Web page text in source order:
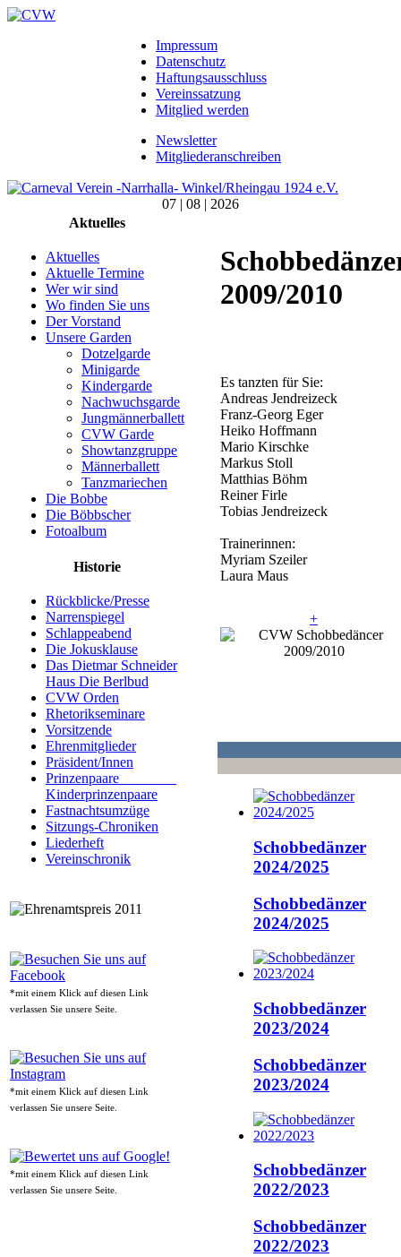
Impressum
Datenschutz
Haftungsausschluss
Vereinssatzung
Mitglied werden
Newsletter
Mitgliederanschreiben
07 | 08 | 2026
Aktuelles
Aktuelles
Aktuelle Termine
Wer wir sind
Wo finden Sie uns
Der Vorstand
Unsere Garden
Dotzelgarde
Minigarde
Kindergarde
Nachwuchsgarde
Jungmännerballett
CVW Garde
Showtanzgruppe
Männerballett
Tanzmariechen
Die Bobbe
Die Böbbscher
Fotoalbum
Historie
Rückblicke/Presse
Narrenspiegel
Schlappeabend
Die Jokusklause
Das Dietmar Schneider
Haus Die Berlbud
CVW Orden
Rhetorikseminare
Vorsitzende
Ehrenmitglieder
Präsident/Innen
Prinzenpaare
Kinderprinzenpaare
Fastnachtsumzüge
Sitzungs-Chroniken
Liederheft
Vereinschronik
*mit einem Klick auf diesen Link
verlassen Sie unsere Seite.
*mit einem Klick auf diesen Link
verlassen Sie unsere Seite.
*mit einem Klick auf diesen Link
verlassen Sie unsere Seite.
2009/2010
Es tanzten für Sie:
Andreas Jendreizeck
Franz-Georg Eger
Heiko Hoffmann
Mario Kirschke
Markus Stoll
Matthias Böhm
Reiner Firle
Tobias Jendreizeck
Trainerinnen:
Myriam Szeiler
Laura Maus
+
Schobbedänzer
2024/2025
Schobbedänzer
2024/2025
Schobbedänzer
2023/2024
Schobbedänzer
2023/2024
Schobbedänzer
2022/2023
Schobbedänzer
2022/2023